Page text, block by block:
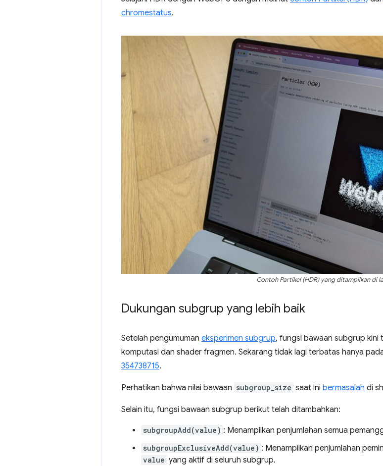
chromestatus.
Contoh Partikel (HDR) yang ditampilkan di
Dukungan subgrup yang lebih baik
Setelah pengumuman eksperimen subgrup, fungsi bawaan subgrup kini
komputasi dan shader fragmen. Sekarang tidak lagi terbatas hanya
354738715.
Perhatikan bahwa nilai bawaan subgroup_size saat ini bermasalah di
Selain itu, fungsi bawaan subgrup berikut telah ditambahkan:
subgroupAdd(value) : Menampilkan penjumlahan semua
subgroupExclusiveAdd(value) : Menampilkan penjumlahan
value yang aktif di seluruh subgrup.